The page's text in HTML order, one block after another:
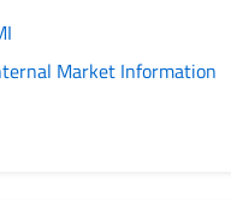
Market Information